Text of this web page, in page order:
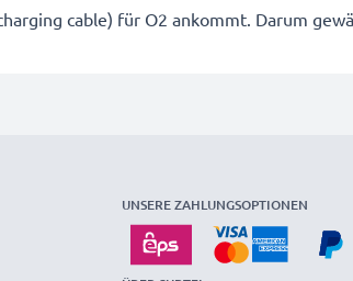
cable) für O2 ankommt. Darum
UNSERE ZAHLUNGSOPTIONEN